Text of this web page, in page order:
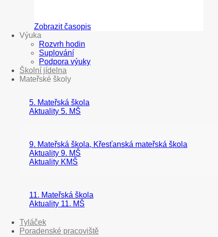
Zobrazit časopis
Výuka
Rozvrh hodin
Suplování
Podpora výuky
Školní jídelna
Mateřské školy
5. Mateřská škola
Aktuality 5. MŠ
9. Mateřská škola, Křesťanská mateřská škola
Aktuality 9. MŠ
Aktuality KMŠ
11. Mateřská škola
Aktuality 11. MŠ
Tyláček
Poradenské pracoviště